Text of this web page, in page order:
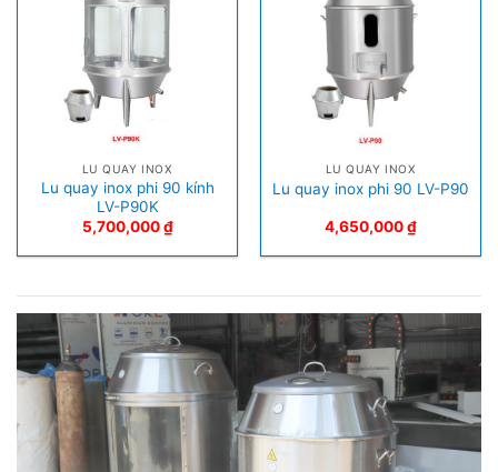
LU QUAY INOX
Lu quay inox phi 90 kính
LV-P90K
5,700,000₫
LU QUAY INOX
Lu quay inox phi 90 LV-P90
4,650,000₫